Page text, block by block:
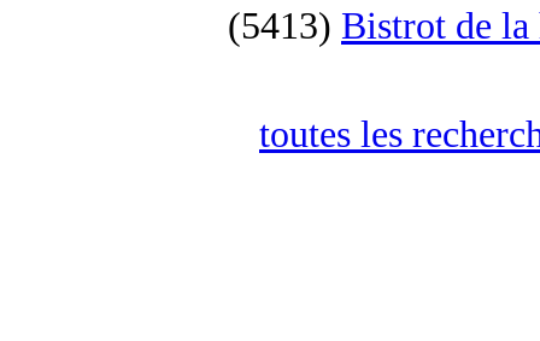
(5413) Bistrot de la
toutes les